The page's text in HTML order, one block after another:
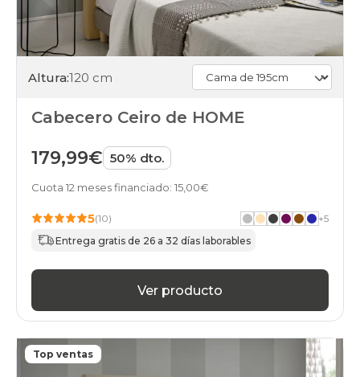
Altura:120 cm
Cabecero Ceiro de HOME
179,99€ 50% dto.
Cuota 12 meses financiado: 15,00€
5(10) +5
Entrega gratis de 26 a 32 días laborables
Ver producto
Top ventas